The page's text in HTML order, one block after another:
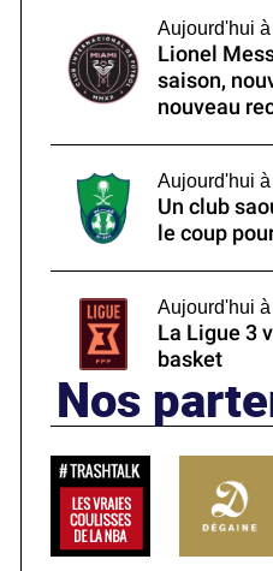
Aujourd'hui
Lionel
saison,
nouveau
Aujourd'hui
Un club
le coup
Aujourd'hui
La Ligue 3
basket
Nos